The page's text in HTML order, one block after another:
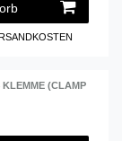
(CLAMP